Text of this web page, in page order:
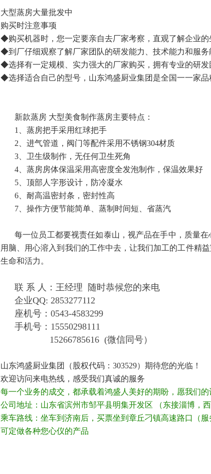
大型蒸房大量批发中
购买时注意事项
◆购买机器时，您一定要亲自去厂家考察，直观了解企业的
◆到厂仔细观察了解厂家团队的研发能力、技术能力和服
◆选择有一定规模、实力强大的厂家购买，拥有专业的研
◆选择适合自己的型号，山东鸿盛厨业集团是全国一一家
新款蒸房 大型美食制作蒸房主要特点：
1、蒸房把手采用红球把手
2、进气管道，阀门等配件采用不锈钢304材质
3、卫生级制作，无任何卫生死角
4、蒸房房体保温采用高密度全发泡制作，保温效果好
5、顶部人字形设计，防冷凝水
6、耐高温密封条，密封性高
7、操作方便节能简单、蒸制时间短、省蒸汽
每一位员工都要视责任如泰山，视产品在手中，质量
用脑、用心溶入到我们的工作中去，让我们加工的工件精
生命和活力。
联 系 人：王经理 随时恭候您的来电
企业QQ: 2853277112
座机号：0543-4583299
手机号：15550298111
15266785616 (微信同号）
山东鸿盛厨业集团（股权代码：303529）期待您的光临！
欢迎访问来电热线，感受我们真诚的服务
每一个业务的成交，都承载着鸿盛人美好的期盼，愿我们
公司地址：山东省滨州市邹平县明集开发区 （东接淄博，西
乘车路线：坐车到济南后，买票坐到章丘刁镇高速路口（
可定做各种您心仪的产品